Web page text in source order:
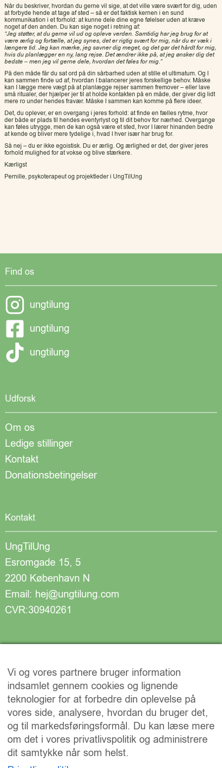
Når du beskriver, hvordan du gerne vil sige, at det ville være svært for dig, uden
at forbyde hende at tage af sted – så er det faktisk kernen i en sund
kommunikation i et forhold: at kunne dele dine egne følelser uden at kræve
noget af den anden. Du kan sige noget i retning af:
“Jeg støtter, at du gerne vil ud og opleve verden. Samtidig har jeg brug for at
være ærlig og fortælle, at jeg synes, det er rigtig svært for mig, når du er væk i
længere tid. Jeg kan mærke, jeg savner dig meget, og det gør det hårdt for mig,
hvis du planlægger en ny, lang rejse. Det ændrer ikke på, at jeg ønsker dig det
bedste – men jeg vil gerne dele, hvordan det føles for mig.”
På den måde får du sat ord på din sårbarhed uden at stille et ultimatum. Og I
kan sammen finde ud af, hvordan I balancerer jeres forskellige behov. Måske
kan I lægge mere vægt på at planlægge rejser sammen fremover – eller lave
små ritualer, der hjælper jer til at holde kontakten på en måde, der giver dig lidt
mere ro under hendes fravær. Måske I sammen kan komme på flere ideer.
Det, du oplever, er en overgang i jeres forhold: at finde en fælles rytme, hvor
der både er plads til hendes eventyrlyst og til dit behov for nærhed. Overgange
kan føles utrygge, men de kan også være et sted, hvor I lærer hinanden bedre
at kende og bliver mere tydelige i, hvad I hver især har brug for.
Så nej – du er ikke egoistisk. Du er ærlig. Og ærlighed er det, der giver jeres
forhold mulighed for at vokse og blive stærkere.
Kærligst
Pernille, psykoterapeut og projektleder i UngTilUng
Find os
ungtilung
ungtilung
ungtilung
Udforsk
Om os
Ledige stillinger
Kontakt
Donationsbetingelser
Kontakt
UngTilUng
Esromgade 15, 5
2200 København N
Email: hej@ungtilung.com
CVR:30940261
Vi og vores partnere bruger information
indsamlet gennem cookies og lignende
teknologier for at forbedre din oplevelse på
vores side, analysere, hvordan du bruger det,
og til markedsføringsformål. Du kan læse mere
om det i vores privatlivspolitik og administrere
dit samtykke når som helst.